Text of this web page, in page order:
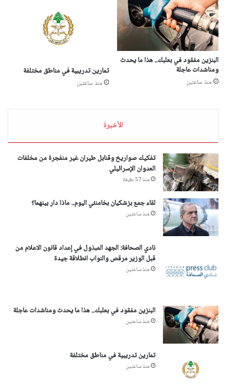
البنزين مفقود في بعلبك.. هذا ما يحدث
ومناشدات عاجلة
منذ ساعتين
تمارين تدريبية في مناطق مختلفة
منذ ساعتين
الأخيرة
تفكيك صواريخ وقنابل طيران غير منفجرة من مخلفات
العدوان الإسرائيلي
منذ 57 دقيقة
لقاء جمع بزشكيان بخامنئي اليوم.. ماذا دار بينهما؟
منذ ساعتين
نادي الصحافة: الجهد المبذول في إعداد قانون الاعلام من
قبل الوزير مرقص والنواب انطلاقة جيدة
منذ ساعتين
البنزين مفقود في بعلبك.. هذا ما يحدث ومناشدات عاجلة
منذ ساعتين
تمارين تدريبية في مناطق مختلفة
منذ ساعتين